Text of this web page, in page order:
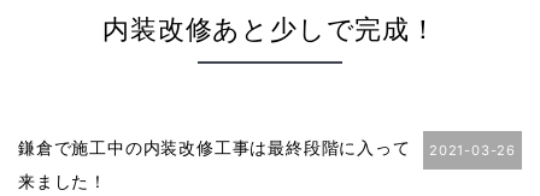
内装改修あと少しで完成！
2021-03-26
鎌倉で施工中の内装改修工事は最終段階に入って
来ました！